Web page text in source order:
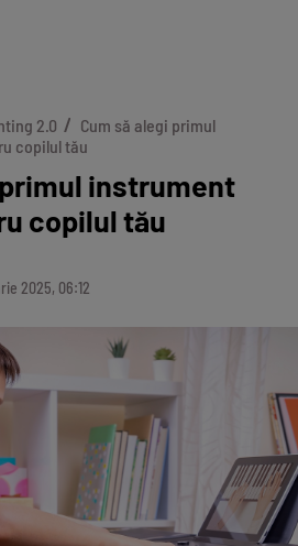
2.0
Cum să alegi primul
copilul tău
instrument
copilul tău
2025, 06:12